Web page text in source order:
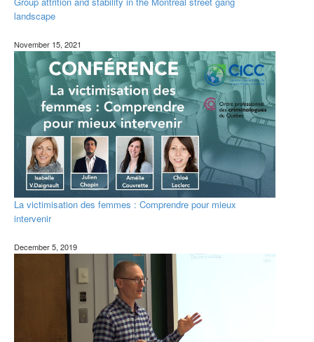
landscape
November 15, 2021
La victimisation des femmes : Comprendre pour mieux
intervenir
December 5, 2019